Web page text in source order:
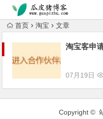
跳转到主内容
首页 淘宝 文章
淘宝客申
07月19日
Copyright ©